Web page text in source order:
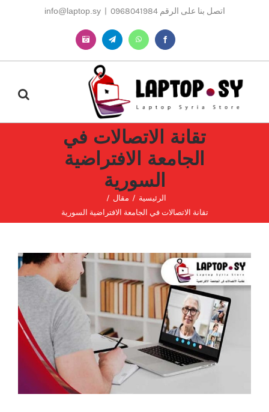
اتصل بنا على الرقم 0968041984 |
info@laptop.sy
Facebook
WhatsApp
Telegram
Instagram
تقانة الاتصالات في
الجامعة الافتراضية
السورية
الرئيسية
مقال
تقانة الاتصالات في الجامعة الافتراضية السورية
مشاهدة
صورة